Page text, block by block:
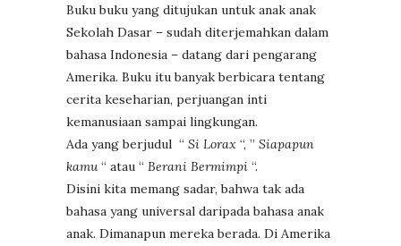
Buku buku yang ditujukan untuk anak anak
Sekolah Dasar – sudah diterjemahkan dalam
bahasa Indonesia – datang dari pengarang
Amerika. Buku itu banyak berbicara tentang
cerita keseharian, perjuangan inti
kemanusiaan sampai lingkungan.
Ada yang berjudul “ Si Lorax “, ” Siapapun
kamu “ atau “ Berani Bermimpi “.
Disini kita memang sadar, bahwa tak ada
bahasa yang universal daripada bahasa anak
anak. Dimanapun mereka berada. Di Amerika